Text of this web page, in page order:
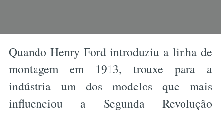
Quando Henry Ford introduziu a linha de
montagem em 1913, trouxe para a
indústria um dos modelos que mais
influenciou a Segunda Revolução